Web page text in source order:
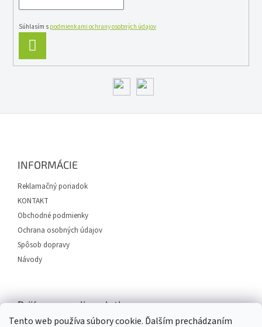
Tento web používa súbory cookie. Ďalším prechádzaním
Súhlasím s podmienkami ochrany osobných údajov
SA
INFORMÁCIE
Reklamačný poriadok
KONTAKT
Obchodné podmienky
Ochrana osobných údajov
Spôsob dopravy
Návody
Prijímame online platby